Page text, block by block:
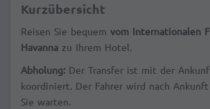
Kurzübersicht
Reisen Sie bequem vom Internationalen
Havanna zu Ihrem Hotel.
Abholung: Der Transfer ist mit der
koordiniert. Der Fahrer wird nach
Sie warten.